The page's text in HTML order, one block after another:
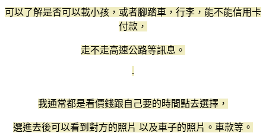
可以了解是否可以載小孩，或者腳踏車，行李，能不能信用卡
付款，
走不走高速公路等訊息。
.
我通常都是看價錢跟自己要的時間點去選擇，
選進去後可以看到對方的照片 以及車子的照片。車款等。